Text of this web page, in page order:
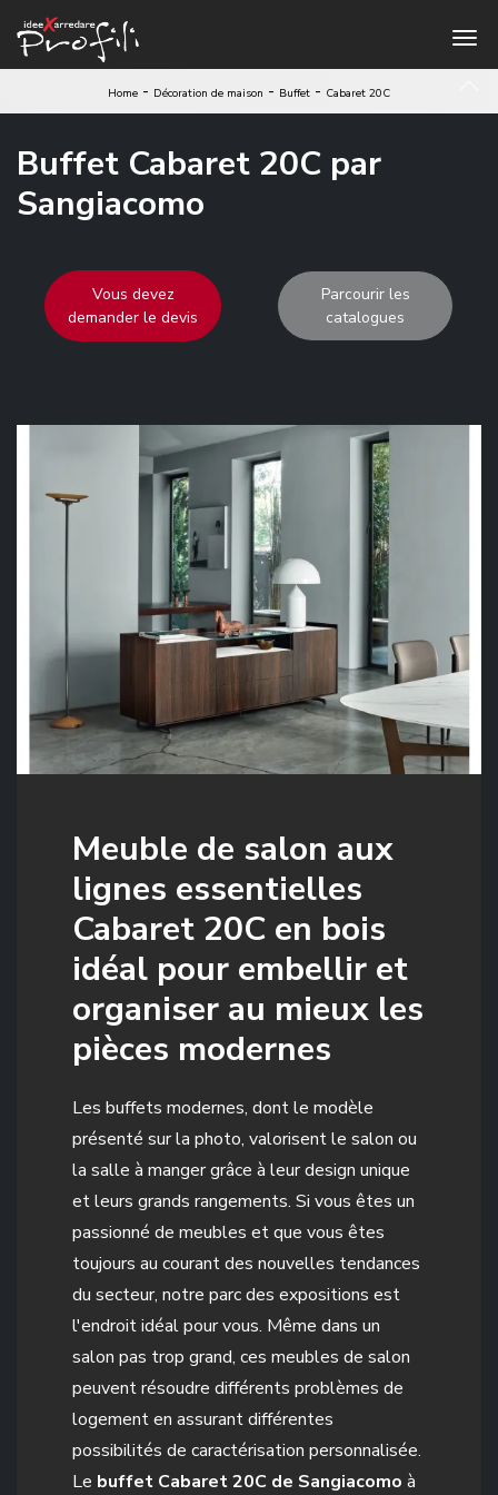
Home - Décoration de maison - Buffet - Cabaret 20C
Buffet Cabaret 20C par
Sangiacomo
Vous devez
demander le devis
Parcourir les
catalogues
Meuble de salon aux
lignes essentielles
Cabaret 20C en bois
idéal pour embellir et
organiser au mieux les
pièces modernes
Les buffets modernes, dont le modèle
présenté sur la photo, valorisent le salon ou
la salle à manger grâce à leur design unique
et leurs grands rangements. Si vous êtes un
passionné de meubles et que vous êtes
toujours au courant des nouvelles tendances
du secteur, notre parc des expositions est
l'endroit idéal pour vous. Même dans un
salon pas trop grand, ces meubles de salon
peuvent résoudre différents problèmes de
logement en assurant différentes
possibilités de caractérisation personnalisée.
Le buffet Cabaret 20C de Sangiacomo à